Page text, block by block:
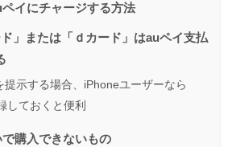
イにチャージする方法
」または「ｄカード」はauペイ支払
提示する場合、iPhoneユーザーなら
しておくと便利
購入できないもの